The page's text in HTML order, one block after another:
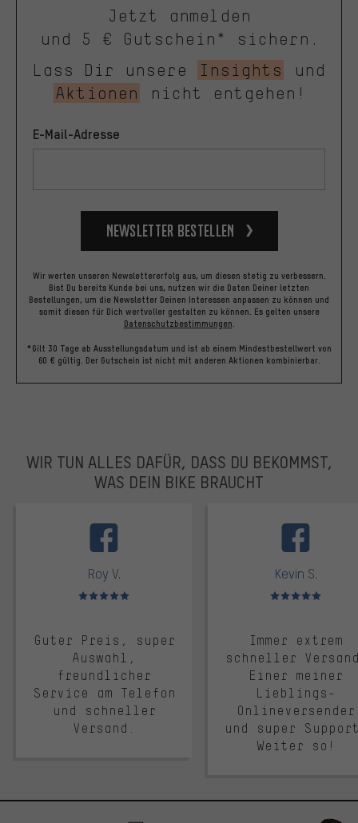
Jetzt anmelden
und 5 € Gutschein* sichern.
Lass Dir unsere
Insights
und
Aktionen
nicht entgehen!
E-Mail-Adresse
Newsletter bestellen
Wir werten unseren Newslettererfolg aus, um diesen stetig zu verbessern.
Bist Du bereits Kunde bei uns, nutzen wir die Daten Deiner letzten
Bestellungen, um die Newsletter Deinen Interessen anpassen zu können und
somit diesen für Dich wertvoller gestalten zu können. Es gelten unsere
Datenschutzbestimmungen.
*Gilt 30 Tage ab Ausstellungsdatum und ist ab einem Mindestbestellwert von
60 € gültig. Der Gutschein ist nicht mit anderen Aktionen kombinierbar.
WIR TUN ALLES DAFÜR, DASS DU BEKOMMST,
WAS DEIN BIKE BRAUCHT
Roy V.
Bewertungen: 5 von 5
Guter Preis, super
Auswahl,
freundlicher
Service am Telefon
und schneller
Versand.
Kevin S.
Bewertungen: 5 von 5
Immer extrem
schneller
Einer meiner
Lieblings-
Onlineversender
und super
Weiter so!